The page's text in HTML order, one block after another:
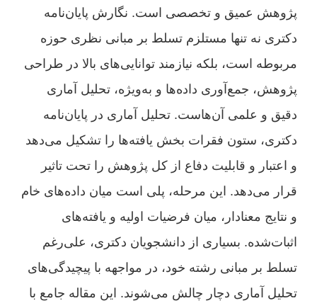
پژوهش عمیق و تخصصی است. نگارش پایان‌نامه
دکتری نه تنها مستلزم تسلط بر مبانی نظری حوزه
مربوطه است، بلکه نیازمند توانایی‌های بالا در طراحی
پژوهش، جمع‌آوری داده‌ها و به‌ویژه، تحلیل آماری
دقیق و علمی آن‌هاست. تحلیل آماری در پایان‌نامه
دکتری، ستون فقرات بخش یافته‌ها را تشکیل می‌دهد
و اعتبار و قابلیت دفاع از کل پژوهش را تحت تاثیر
قرار می‌دهد. این مرحله، پلی است میان داده‌های خام
و نتایج معنادار، میان فرضیات اولیه و یافته‌های
اثبات‌شده. بسیاری از دانشجویان دکتری، علی‌رغم
تسلط بر مبانی رشته خود، در مواجهه با پیچیدگی‌های
تحلیل آماری دچار چالش می‌شوند. این مقاله جامع با